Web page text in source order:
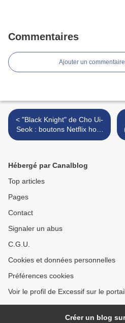
Commentaires
Ajouter un commentaire
< "Black Knight" de Cho Ui-
Seok : boutons Netflix hors
de Corée !
Hébergé par Canalblog
Top articles
Pages
Contact
Signaler un abus
C.G.U.
Cookies et données personnelles
Préférences cookies
Voir le profil de Excessif sur le
Créer un blog